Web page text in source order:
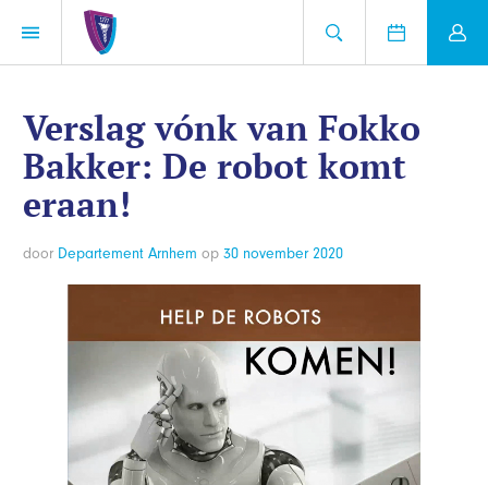
Verslag vónk van Fokko
Bakker: De robot komt
eraan!
door Departement Arnhem op 30 november 2020